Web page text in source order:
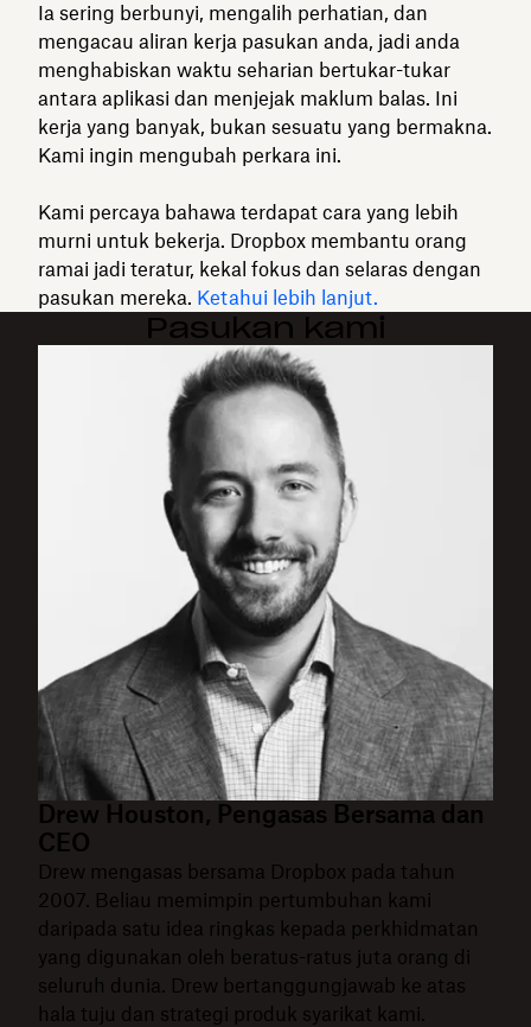
Ia sering berbunyi, mengalih perhatian, dan
mengacau aliran kerja pasukan anda, jadi anda
menghabiskan waktu seharian bertukar-tukar
antara aplikasi dan menjejak maklum balas. Ini
kerja yang banyak, bukan sesuatu yang bermakna.
Kami ingin mengubah perkara ini.
Kami percaya bahawa terdapat cara yang lebih
murni untuk bekerja. Dropbox membantu orang
ramai jadi teratur, kekal fokus dan selaras dengan
pasukan mereka. Ketahui lebih lanjut.
Pasukan kami
Drew Houston, Pengasas Bersama dan
CEO
Drew mengasas bersama Dropbox pada tahun
2007. Beliau memimpin pertumbuhan kami
daripada satu idea ringkas kepada perkhidmatan
yang digunakan oleh beratus-ratus juta orang di
seluruh dunia. Drew bertanggungjawab ke atas
hala tuju dan strategi produk syarikat kami.